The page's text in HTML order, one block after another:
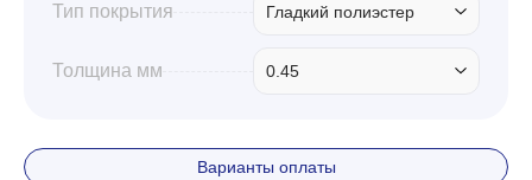
Тип покрытия Гладкий полиэстер
Толщина мм 0.45
Варианты оплаты